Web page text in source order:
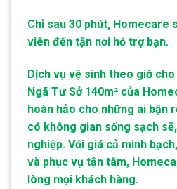
Chỉ sau 30 phút, Homecare
viên đến tận nơi hỗ trợ bạn.
Dịch vụ vệ sinh theo giờ
Ngã Tư Sở 140m² của
hoàn hảo cho những ai bận
có không gian sống sạch
nghiệp. Với giá cả minh
và phục vụ tận tâm,
lòng mọi khách hàng.